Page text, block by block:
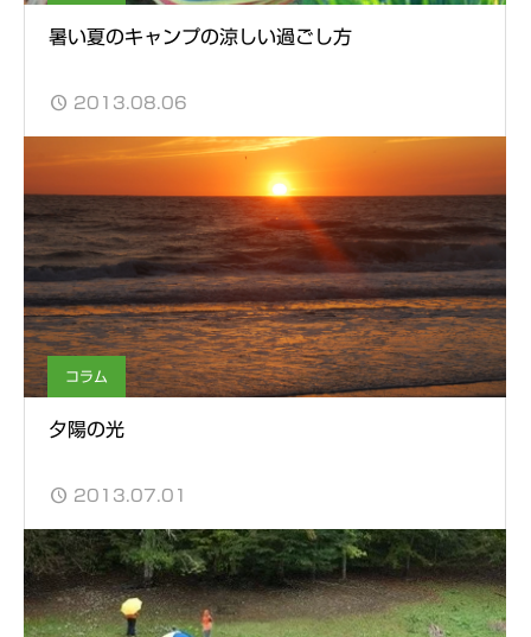
暑い夏のキャンプの涼しい過ごし方
2013.08.06
コラム
夕陽の光
2013.07.01